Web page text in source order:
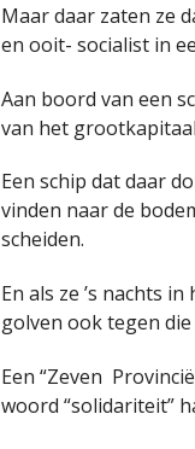
Maar daar zaten ze
en ooit- socialist in
Aan boord van een
van het
Een schip dat daar
vinden naar de
scheiden.
En als ze ’s nachts
golven ook tegen die
Een “Zeven
woord “solidariteit”